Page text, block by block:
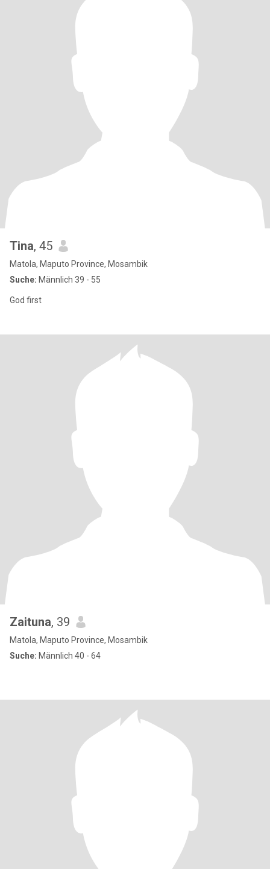
Tina, 45
Matola, Maputo Province, Mosambik
Suche: Männlich 39 - 55
God first
Zaituna, 39
Matola, Maputo Province, Mosambik
Suche: Männlich 40 - 64